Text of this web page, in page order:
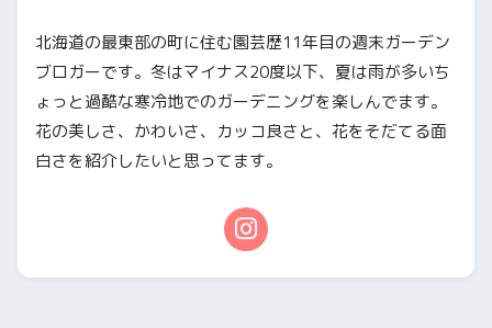
北海道の最東部の町に住む園芸歴11年目の週末ガーデン
ブロガーです。冬はマイナス20度以下、夏は雨が多いち
ょっと過酷な寒冷地でのガーデニングを楽しんでます。
花の美しさ、かわいさ、カッコ良さと、花をそだてる面
白さを紹介したいと思ってます。